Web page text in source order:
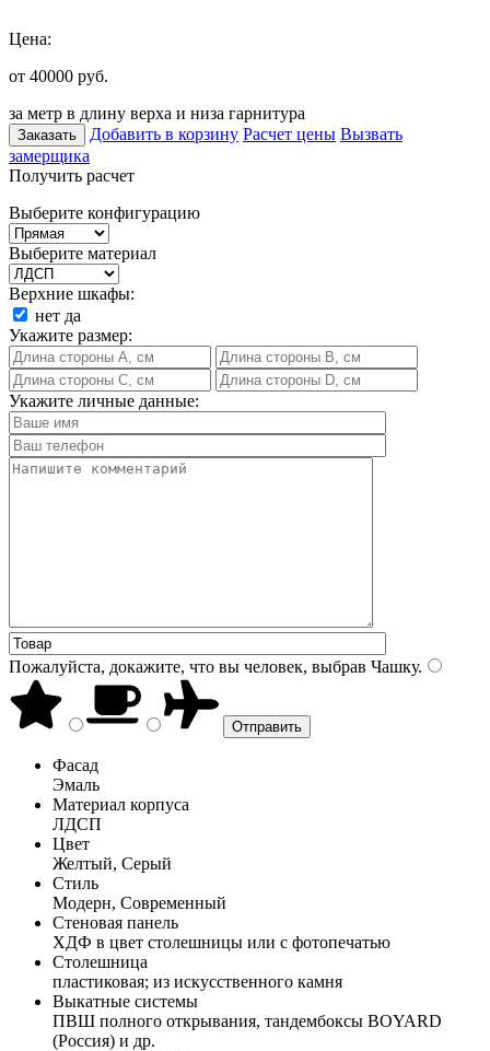
Цена:
от 40000 руб.
за метр в длину верха и низа гарнитура
Заказать Добавить в корзину Расчет цены Вызвать
замерщика
Получить расчет
Выберите конфигурацию
Выберите материал
Верхние шкафы:
нет да
Укажите размер:
Укажите личные данные:
Пожалуйста, докажите, что вы человек, выбрав Чашку.
Фасад
Эмаль
Материал корпуса
ЛДСП
Цвет
Желтый, Серый
Стиль
Модерн, Современный
Стеновая панель
ХДФ в цвет столешницы или с фотопечатью
Столешница
пластиковая; из искусственного камня
Выкатные системы
ПВШ полного открывания, тандембоксы BOYARD
(Россия) и др.